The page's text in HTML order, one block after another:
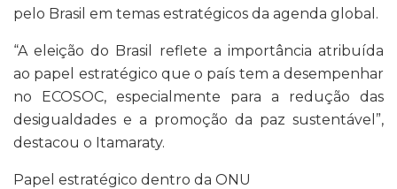
pelo Brasil em temas estratégicos da agenda global.
“A eleição do Brasil reflete a importância atribuída
ao papel estratégico que o país tem a desempenhar
no ECOSOC, especialmente para a redução das
desigualdades e a promoção da paz sustentável”,
destacou o Itamaraty.
Papel estratégico dentro da ONU